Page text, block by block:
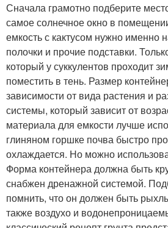
Сначала грамотно подберите
самое солнечное окно в
емкость с кактусом нужно именно
полочки и прочие подставки.
который у суккулентов проходит
поместить в тень. Размер
зависимости от вида растения и
системы, который зависит от
материала для емкости лучше
глиняном горшке почва быстро
охлаждается. Но можно
Форма контейнера должна быть
снабжен дренажной системой.
помнить, что он должен быть
также воздухо и